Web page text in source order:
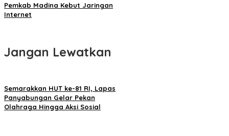
Pemkab Madina Kebut Jaringan
Internet
Jangan Lewatkan
Semarakkan HUT ke-81 RI, Lapas
Panyabungan Gelar Pekan
Olahraga Hingga Aksi Sosial